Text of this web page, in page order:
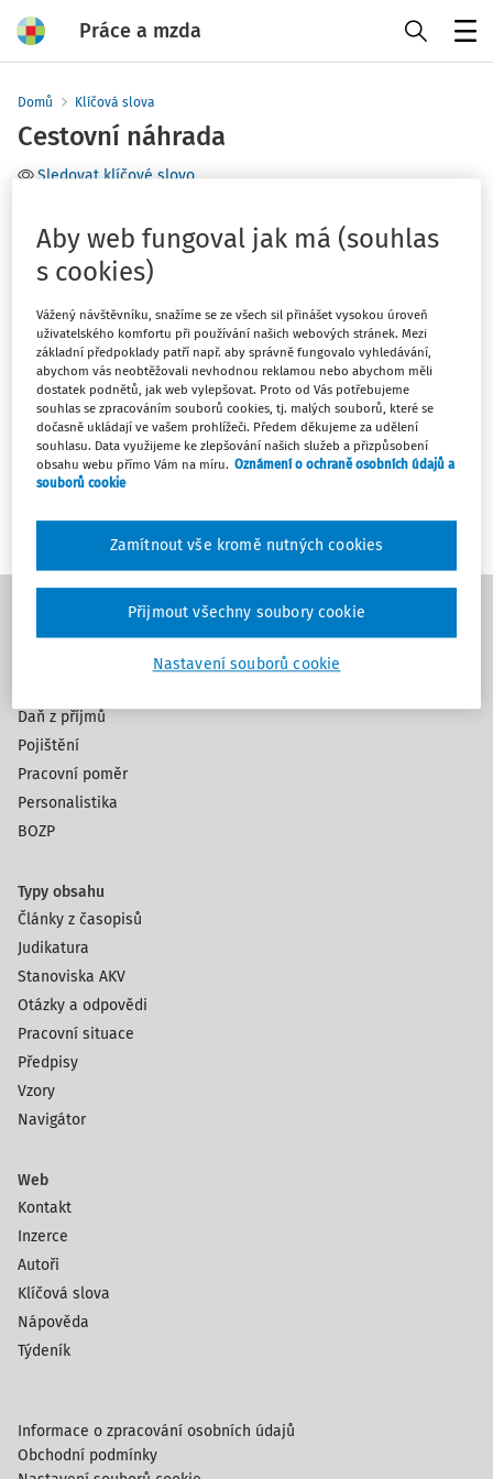
Práce a mzda
Domů Klíčová slova
Cestovní náhrada
Sledovat klíčové slovo
Filtr
Počet vyhledaných dokumentů:0
Žádné výsledky
Daň z příjmů
Pojištění
Pracovní poměr
Personalistika
BOZP
Typy obsahu
Články z časopisů
Judikatura
Stanoviska AKV
Otázky a odpovědi
Pracovní situace
Předpisy
Vzory
Navigátor
Web
Kontakt
Inzerce
Autoři
Klíčová slova
Nápověda
Týdeník
Informace o zpracování osobních údajů
Obchodní podmínky
Aby web fungoval jak má (souhlas
s cookies)
Vážený návštěvníku, snažíme se ze všech sil přinášet vysokou úroveň
uživatelského komfortu při používání našich webových stránek. Mezi
základní předpoklady patří např. aby správně fungovalo vyhledávání,
abychom vás neobtěžovali nevhodnou reklamou nebo abychom měli
dostatek podnětů, jak web vylepšovat. Proto od Vás potřebujeme
souhlas se zpracováním souborů cookies, tj. malých souborů, které se
dočasně ukládají ve vašem prohlížeči. Předem děkujeme za udělení
souhlasu. Data využijeme ke zlepšování našich služeb a přizpůsobení
obsahu webu přímo Vám na míru. Oznámení o ochraně osobních údajů a
souborů cookie
Nastavení souborů cookie
Zamítnout vše kromě nutných cookies
Přijmout všechny soubory cookie